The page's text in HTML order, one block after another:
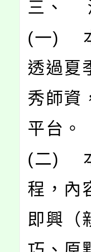
三、
(一)
透過夏
秀師資
平台。
(二)
程，內
即興（